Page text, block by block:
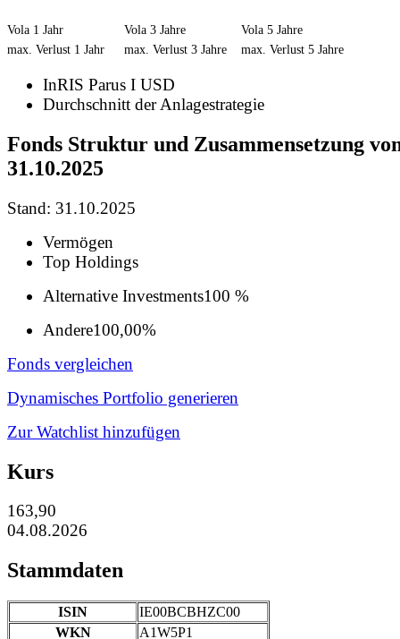
Vola 1 Jahr Vola 3 Jahre
Vola 5 Jahre
max. Verlust 1 Jahr
max. Verlust 3 Jahre max. Verlust 5 Jahre
InRIS Parus I USD
Durchschnitt der Anlagestrategie
Fonds Struktur und Zusammensetzung
31.10.2025
Stand: 31.10.2025
Vermögen
Top Holdings
Alternative Investments100 %
Andere100,00%
Fonds vergleichen
Dynamisches Portfolio generieren
Zur Watchlist hinzufügen
Kurs
163,90
04.08.2026
Stammdaten
ISIN
IE00BCBHZC00
WKN
A1W5P1